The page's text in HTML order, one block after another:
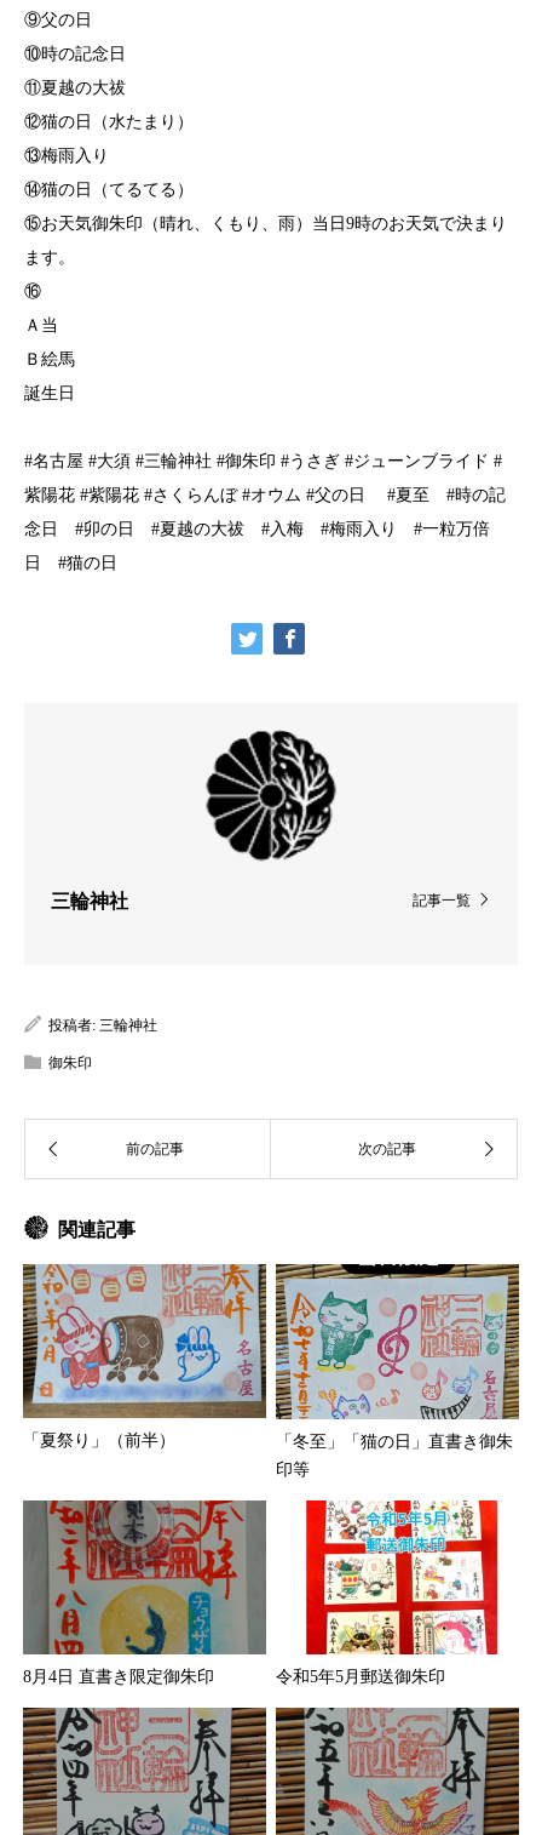
⑨父の日
⑩時の記念日
⑪夏越の大祓
⑫猫の日（水たまり）
⑬梅雨入り
⑭猫の日（てるてる）
⑮お天気御朱印（晴れ、くもり、雨）当日9時のお天気で決まり
ます。
⑯
Ａ当
Ｂ絵馬
誕生日
#名古屋 #大須 #三輪神社 #御朱印 #うさぎ #ジューンブライド #
紫陽花 #紫陽花 #さくらんぼ #オウム #父の日 #夏至 #時の記
念日 #卯の日 #夏越の大祓 #入梅 #梅雨入り #一粒万倍
日 #猫の日
記事一覧
三輪神社
投稿者: 三輪神社
御朱印
関連記事
「夏祭り」（前半）
「冬至」「猫の日」直書き御朱
印等
8月4日 直書き限定御朱印 令和5年5月郵送御朱印